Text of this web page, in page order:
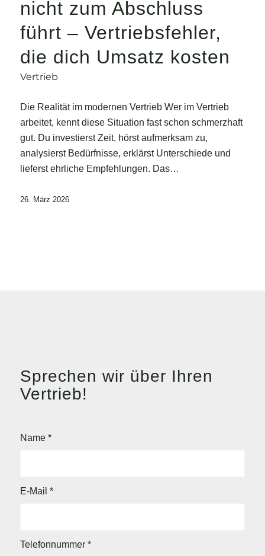
nicht zum Abschluss
führt – Vertriebsfehler,
die dich Umsatz kosten
Vertrieb
Die Realität im modernen Vertrieb Wer im Vertrieb
arbeitet, kennt diese Situation fast schon schmerzhaft
gut. Du investierst Zeit, hörst aufmerksam zu,
analysierst Bedürfnisse, erklärst Unterschiede und
lieferst ehrliche Empfehlungen. Das…
26. März 2026
Sprechen wir über Ihren
Vertrieb!
Name *
E-Mail *
Telefonnummer *